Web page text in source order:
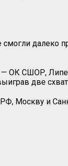
далеко
ОК СШОР,
две
Москву и